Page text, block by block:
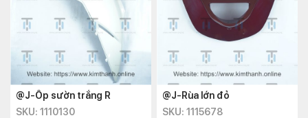
@J-Ốp sườn trắng R
SKU: 1110130
@J-Rùa lớn đỏ
SKU: 1115678